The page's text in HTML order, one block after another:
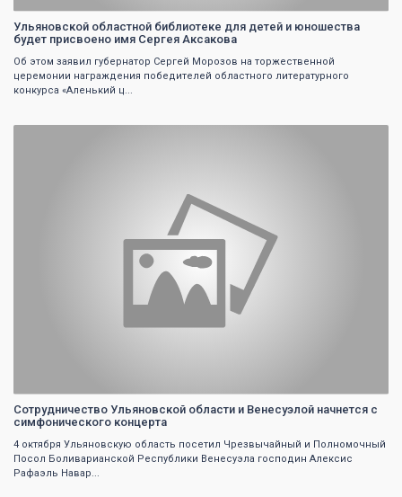
Ульяновской областной библиотеке для детей и юношества
будет присвоено имя Сергея Аксакова
Об этом заявил губернатор Сергей Морозов на торжественной
церемонии награждения победителей областного литературного
конкурса «Аленький ц...
Сотрудничество Ульяновской области и Венесуэлой начнется с
симфонического концерта
4 октября Ульяновскую область посетил Чрезвычайный и Полномочный
Посол Боливарианской Республики Венесуэла господин Алексис
Рафаэль Навар...